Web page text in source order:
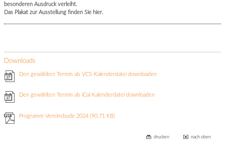
besonderen Ausdruck verleiht.
Das Plakat zur Ausstellung finden Sie hier.
Downloads
Den gewählten Termin als VCS-Kalenderdatei downloaden
Den gewählten Termin als iCal-Kalenderdatei downloaden
Programm Vereinsbude 2024(90.71 KB)
drucken nach oben